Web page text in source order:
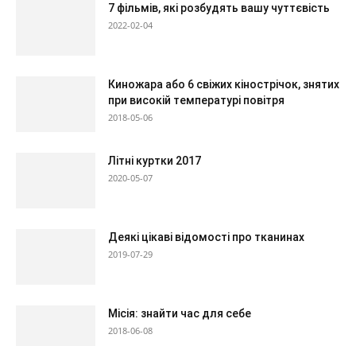
7 фільмів, які розбудять вашу чуттєвість
2022-02-04
Киножара або 6 свіжих кінострічок, знятих
при високій температурі повітря
2018-05-06
Літні куртки 2017
2020-05-07
Деякі цікаві відомості про тканинах
2019-07-29
Місія: знайти час для себе
2018-06-08